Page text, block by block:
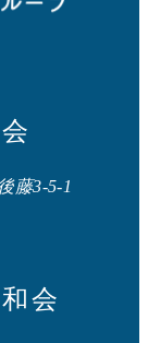
藤3-5-1
会